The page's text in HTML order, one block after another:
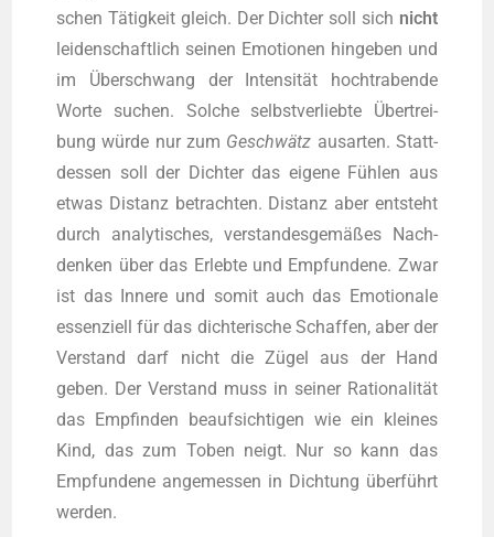
schen Tätig­keit gleich. Der Dich­ter soll sich nicht
lei­den­schaft­lich sei­nen Emo­tio­nen hin­ge­ben und
im Über­schwang der Inten­si­tät hoch­tra­ben­de
Wor­te suchen. Sol­che selbst­ver­lieb­te Über­trei­
bung wür­de nur zum Geschwätz aus­ar­ten. Statt­
des­sen soll der Dich­ter das eige­ne Füh­len aus
etwas Distanz betrach­ten. Distanz aber ent­steht
durch ana­ly­ti­sches, ver­stan­des­ge­mä­ßes Nach­
den­ken über das Erleb­te und Emp­fun­de­ne. Zwar
ist das Inne­re und somit auch das Emo­tio­na­le
essen­zi­ell für das dich­te­ri­sche Schaf­fen, aber der
Ver­stand darf nicht die Zügel aus der Hand
geben. Der Ver­stand muss in sei­ner Ratio­na­li­tät
das Emp­fin­den beauf­sich­ti­gen wie ein klei­nes
Kind, das zum Toben neigt. Nur so kann das
Emp­fun­de­ne ange­mes­sen in Dich­tung über­führt
werden.